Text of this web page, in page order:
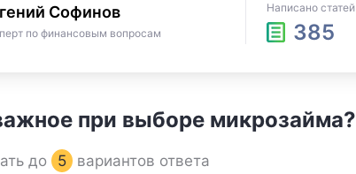
Софинов
по финансовым вопросам
Написано статей
385
при выборе микрозайма?
до 5 вариантов ответа